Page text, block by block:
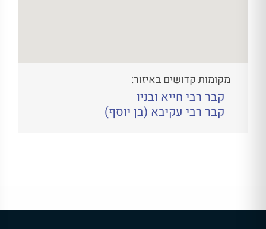
מקומות קדושים באיזור:
קבר רבי חייא ובניו
קבר רבי עקיבא (בן יוסף)